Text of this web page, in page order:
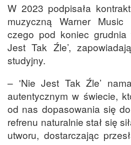
W 2023 podpisała
muzyczną Warner
czego pod koniec grudnia
Jest Tak Źle’,
studyjny.
– 'Nie Jest Tak Źle’
autentycznym w świecie,
od nas dopasowania się
refrenu naturalnie stał się
utworu, dostarczając